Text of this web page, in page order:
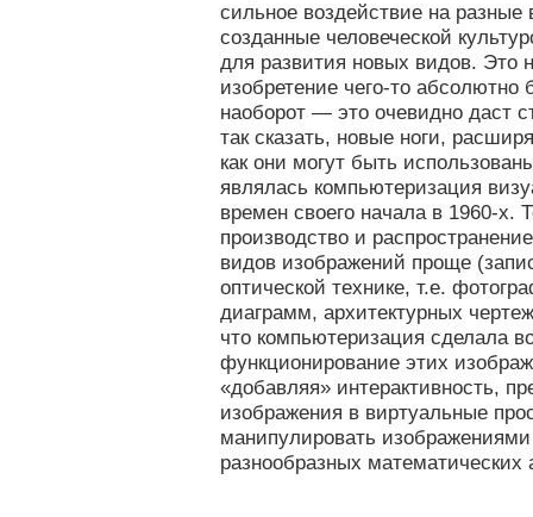
сильное воздействие на
созданные человеческой
для развития новых видов. Это
изобретение чего-то абсолютно
наоборот — это очевидно даст
так сказать, новые ноги,
как они могут быть
являлась компьютеризация
времен своего начала в 1960-х.
производство и
видов изображений проще
оптической технике, т.е.
диаграмм, архитектурных
что компьютеризация сделала
функционирование этих
«добавляя» интерактивность,
изображения в виртуальные
манипулировать
разнообразных математических